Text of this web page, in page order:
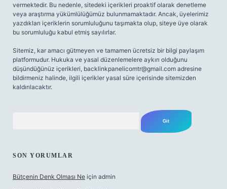
vermektedir. Bu nedenle, sitedeki içerikleri proaktif olarak denetleme
veya araştırma yükümlülüğümüz bulunmamaktadır. Ancak, üyelerimiz
yazdıkları içeriklerin sorumluluğunu taşımakta olup, siteye üye olarak
bu sorumluluğu kabul etmiş sayılırlar.
Sitemiz, kar amacı gütmeyen ve tamamen ücretsiz bir bilgi paylaşım
platformudur. Hukuka ve yasal düzenlemelere aykırı olduğunu
düşündüğünüz içerikleri, backlinkpanelicomtr@gmail.com adresine
bildirmeniz halinde, ilgili içerikler yasal süre içerisinde sitemizden
kaldırılacaktır.
SON YORUMLAR
Bütçenin Denk Olması Ne için admin